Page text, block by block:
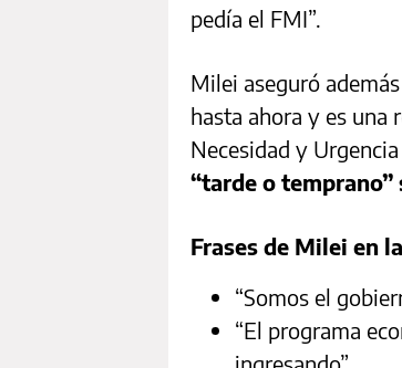
pedía el FMI”.
Milei aseguró
hasta ahora y es una
Necesidad y
“tarde o temprano”
Frases de Milei en
“Somos el
“El programa